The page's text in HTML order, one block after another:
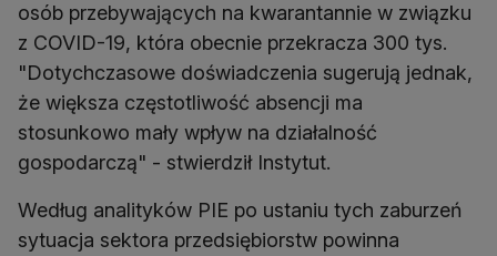
osób przebywających na kwarantannie w związku
z COVID-19, która obecnie przekracza 300 tys.
"Dotychczasowe doświadczenia sugerują jednak,
że większa częstotliwość absencji ma
stosunkowo mały wpływ na działalność
gospodarczą" - stwierdził Instytut.
Według analityków PIE po ustaniu tych zaburzeń
sytuacja sektora przedsiębiorstw powinna